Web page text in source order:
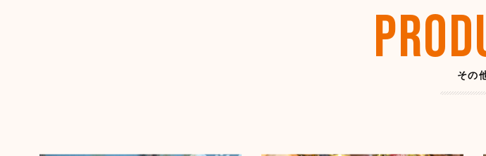
その